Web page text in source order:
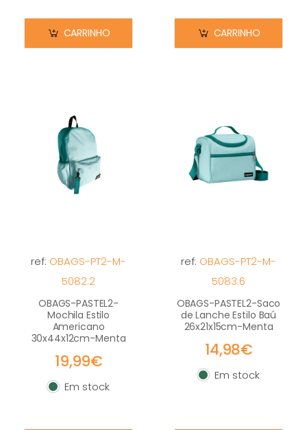
CARRINHO CARRINHO
ref: OBAGS-PT2-M-
5082.2
OBAGS-PASTEL2-
Mochila Estilo
Americano
30x44x12cm-Menta
19,99€
Em stock
Em stock
ref: OBAGS-PT2-M-
5083.6
OBAGS-PASTEL2-Saco
de Lanche Estilo Baú
26x21x15cm-Menta
14,98€
Em stock
Em stock